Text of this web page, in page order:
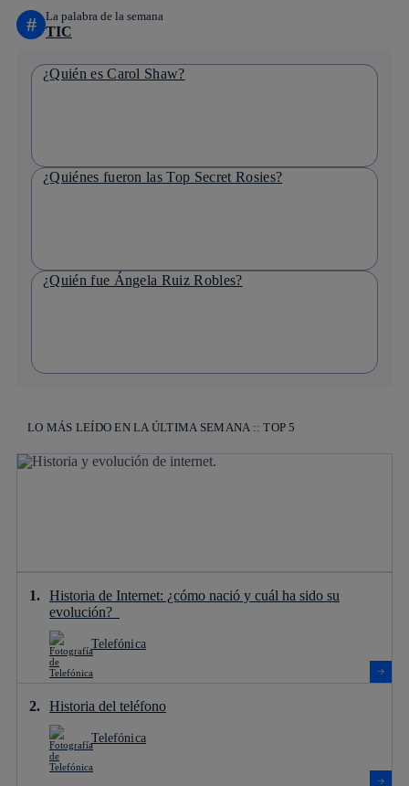
# La palabra de la semana
TIC
¿Quién es Carol Shaw?
¿Quiénes fueron las Top Secret Rosies?
¿Quién fue Ángela Ruiz Robles?
LO MÁS LEÍDO EN LA ÚLTIMA SEMANA :: TOP 5
Historia de Internet: ¿cómo nació y cuál ha sido su
evolución?
Telefónica
Historia del teléfono
Telefónica